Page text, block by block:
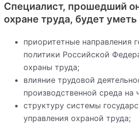
Специалист, прошедший
охране труда, будет уметь
приоритетные направления
политики Российской
охраны труда;
влияние трудовой
производственной среда на
структуру системы
управления охраной труда;